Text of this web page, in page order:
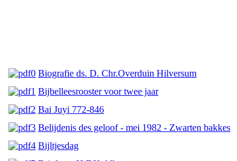
Biografie ds. D. Chr.Overduin Hilversum
Bijbelleesrooster voor twee jaar
Bai Juyi 772-846
Belijdenis des geloof - mei 1982 - Zwarten bakkes
Bijltjesdag